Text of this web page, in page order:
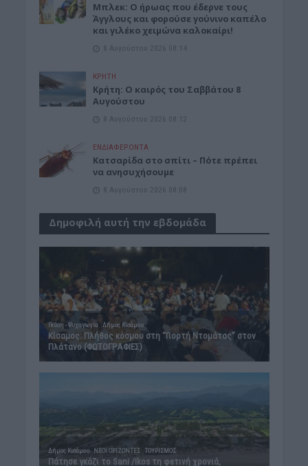
Μπλεκ: O ήρωας που έδερνε τους
Άγγλους και φορούσε γούνινο καπέλο
και γιλέκο χειμώνα καλοκαίρι!
8 Αυγούστου 2026 08:14
ΚΡΗΤΗ
Κρήτη: O καιρός του Σαββάτου 8
Αυγούστου
8 Αυγούστου 2026 08:12
ΕΝΔΙΑΦΕΡΟΝΤΑ
Κατσαρίδα στο σπίτι – Πότε πρέπει
να ανησυχήσουμε
8 Αυγούστου 2026 08:08
Δημοφιλή αυτή την εβδομάδα